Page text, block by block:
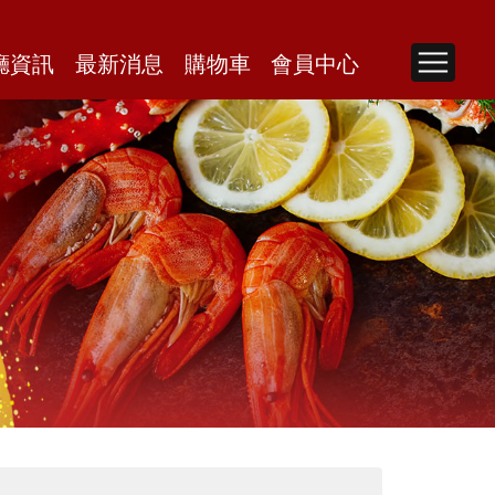
資訊 最新消息 購物車 會員中心